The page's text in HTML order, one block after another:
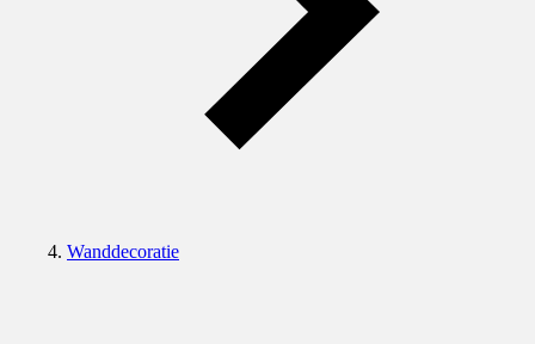
Wanddecoratie